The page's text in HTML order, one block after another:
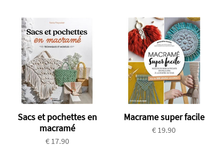
Sacs et pochettes en
macramé
€ 17.90
Macrame super facile
€ 19.90